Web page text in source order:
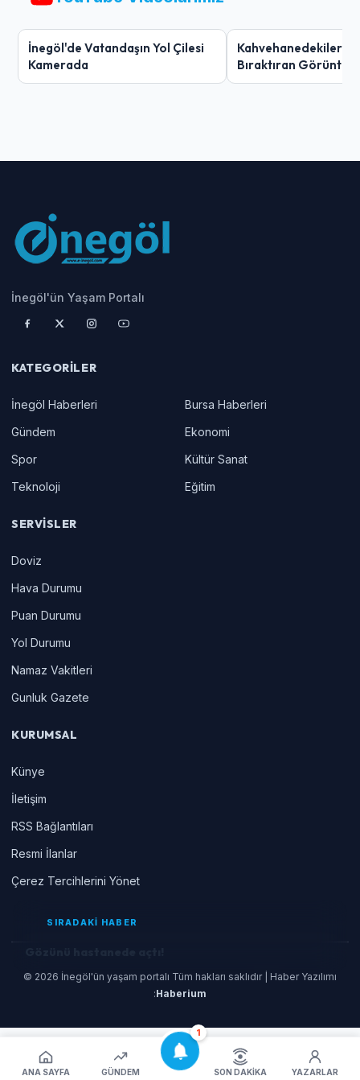
ANA SAYFA GÜNDEM
1
SON DAKIKA YAZARLAR
İnegöl'de Vatandaşın Yol Çilesi
Kamerada
Kahvehanedekiler
Bıraktıran Görüntü!
İnegöl'ün Yaşam Portalı
KATEGORILER
İnegöl Haberleri
Bursa Haberleri
Gündem
Ekonomi
Spor
Kültür Sanat
Teknoloji
Eğitim
SERVISLER
Doviz
Hava Durumu
Puan Durumu
Yol Durumu
Namaz Vakitleri
Gunluk Gazete
KURUMSAL
Künye
İletişim
RSS Bağlantıları
Resmi İlanlar
Çerez Tercihlerini Yönet
© 2026 İnegöl'ün yaşam portalı Tüm hakları saklıdır | Haber Yazılımı
:Haberium
SIRADAKİ HABER